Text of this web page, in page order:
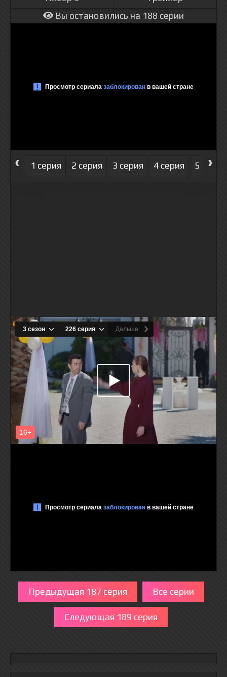
Вы остановились на 188 серии
‹ 1 серия 2 серия 3 серия 4 серия 5 серия
›
Предыдущая 187 серия Все серии
Следующая 189 серия